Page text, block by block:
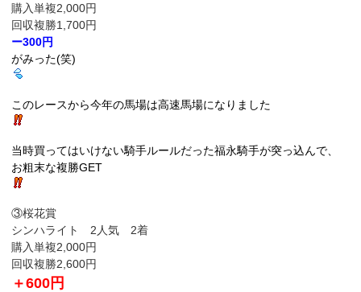
購入単複2,000円
回収複勝1,700円
ー300円
がみった(笑)
このレースから今年の馬場は高速馬場になりました
当時買ってはいけない騎手ルールだった福永騎手が突っ込んで、
お粗末な複勝GET
③桜花賞
シンハライト 2人気 2着
購入単複2,000円
回収複勝2,600円
＋600円